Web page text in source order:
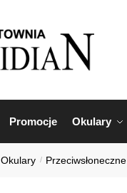
Promocje Okulary
Okulary / Przeciwsłoneczne